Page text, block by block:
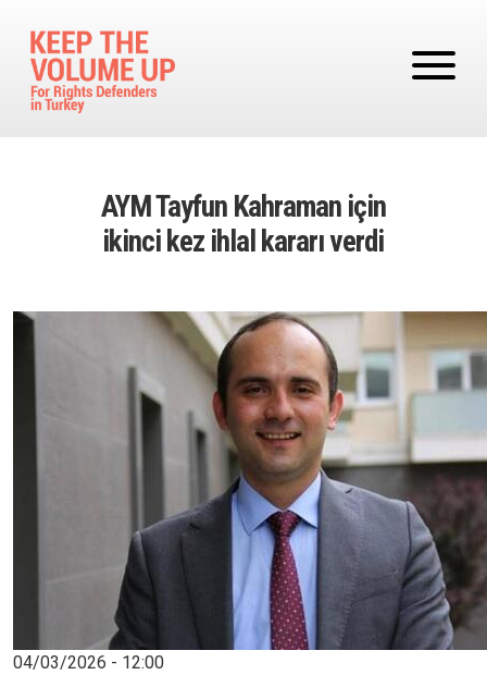
AYM Tayfun Kahraman için
ikinci kez ihlal kararı verdi
Image
04/03/2026 - 12:00